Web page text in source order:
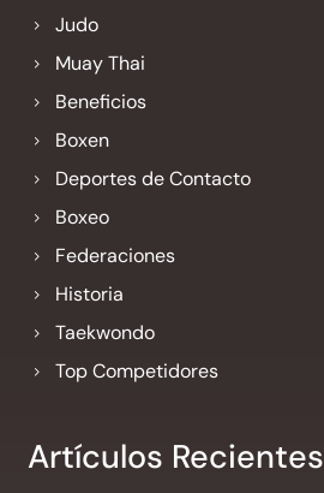
Judo
Muay Thai
Beneficios
Boxen
Deportes de Contacto
Boxeo
Federaciones
Historia
Taekwondo
Top Competidores
Artículos Recientes